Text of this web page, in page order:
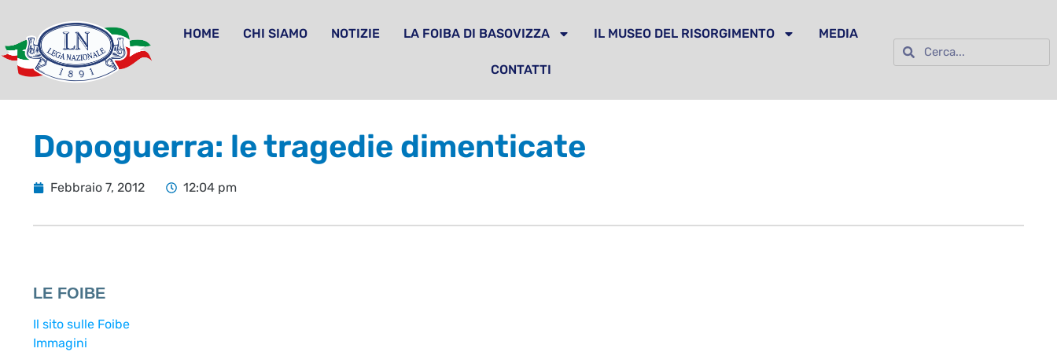
HOME CHI SIAMO NOTIZIE LA FOIBA DI BASOVIZZA IL MUSEO DEL RISORGIMENTO MEDIA
CONTATTI
Dopoguerra: le tragedie dimenticate
Febbraio 7, 2012 12:04 pm
LE FOIBE
Il sito sulle Foibe
Immagini